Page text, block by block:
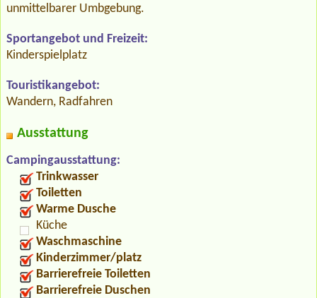
unmittelbarer Umbgebung.
Sportangebot und Freizeit:
Kinderspielplatz
Touristikangebot:
Wandern, Radfahren
Ausstattung
Campingausstattung:
Trinkwasser
Toiletten
Warme Dusche
Küche
Waschmaschine
Kinderzimmer/platz
Barrierefreie Toiletten
Barrierefreie Duschen